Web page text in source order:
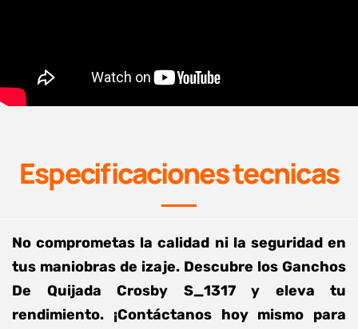
Especificaciones tecnicas
No comprometas la calidad ni la seguridad en
tus maniobras de izaje. Descubre los Ganchos
De Quijada Crosby S_1317 y eleva tu
rendimiento. ¡Contáctanos hoy mismo para